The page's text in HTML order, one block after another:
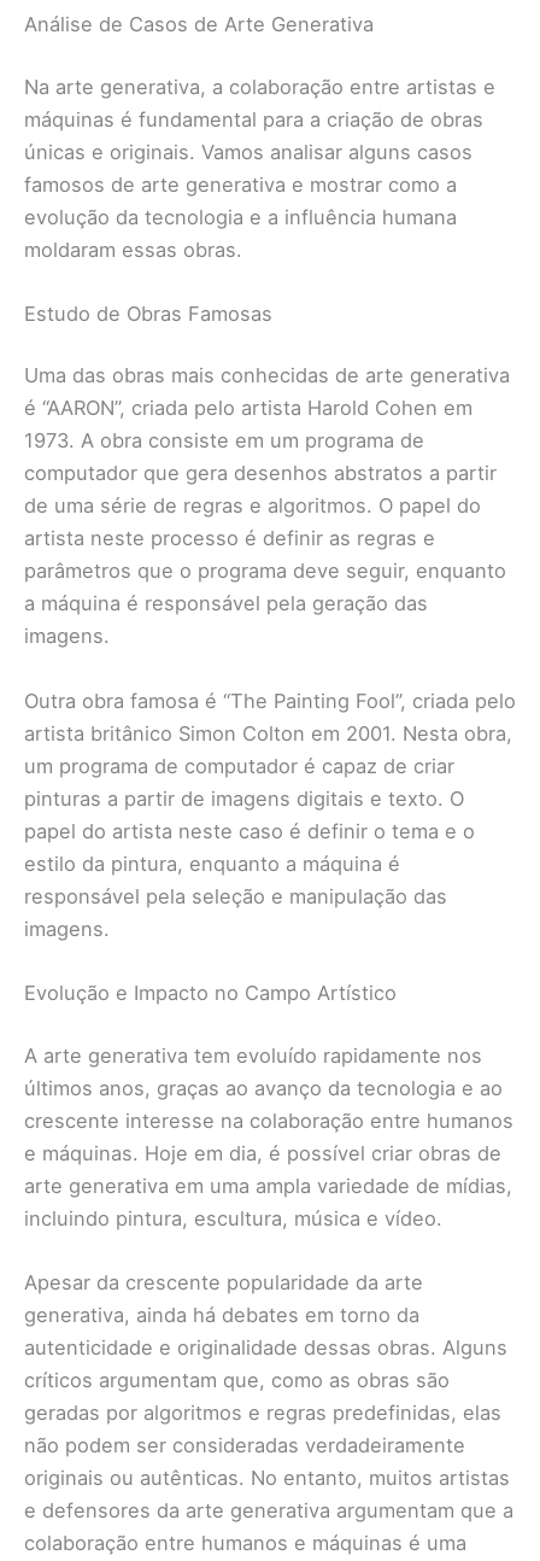
Análise de Casos de Arte Generativa
Na arte generativa, a colaboração entre artistas e
máquinas é fundamental para a criação de obras
únicas e originais. Vamos analisar alguns casos
famosos de arte generativa e mostrar como a
evolução da tecnologia e a influência humana
moldaram essas obras.
Estudo de Obras Famosas
Uma das obras mais conhecidas de arte generativa
é “AARON”, criada pelo artista Harold Cohen em
1973. A obra consiste em um programa de
computador que gera desenhos abstratos a partir
de uma série de regras e algoritmos. O papel do
artista neste processo é definir as regras e
parâmetros que o programa deve seguir, enquanto
a máquina é responsável pela geração das
imagens.
Outra obra famosa é “The Painting Fool”, criada pelo
artista britânico Simon Colton em 2001. Nesta obra,
um programa de computador é capaz de criar
pinturas a partir de imagens digitais e texto. O
papel do artista neste caso é definir o tema e o
estilo da pintura, enquanto a máquina é
responsável pela seleção e manipulação das
imagens.
Evolução e Impacto no Campo Artístico
A arte generativa tem evoluído rapidamente nos
últimos anos, graças ao avanço da tecnologia e ao
crescente interesse na colaboração entre humanos
e máquinas. Hoje em dia, é possível criar obras de
arte generativa em uma ampla variedade de mídias,
incluindo pintura, escultura, música e vídeo.
Apesar da crescente popularidade da arte
generativa, ainda há debates em torno da
autenticidade e originalidade dessas obras. Alguns
críticos argumentam que, como as obras são
geradas por algoritmos e regras predefinidas, elas
não podem ser consideradas verdadeiramente
originais ou autênticas. No entanto, muitos artistas
e defensores da arte generativa argumentam que a
colaboração entre humanos e máquinas é uma